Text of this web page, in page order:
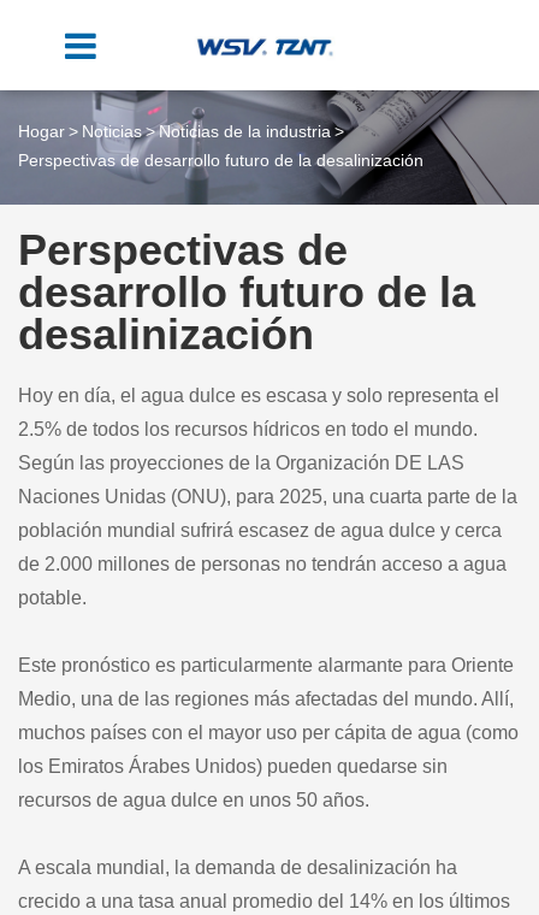
Hogar Noticias
Noticias de la industria
Perspectivas de desarrollo futuro de la desalinización
Perspectivas de
desarrollo futuro de la
desalinización
Hoy en día, el agua dulce es escasa y solo representa el
2.5% de todos los recursos hídricos en todo el mundo.
Según las proyecciones de la Organización DE LAS
Naciones Unidas (ONU), para 2025, una cuarta parte de la
población mundial sufrirá escasez de agua dulce y cerca
de 2.000 millones de personas no tendrán acceso a agua
potable.
Este pronóstico es particularmente alarmante para Oriente
Medio, una de las regiones más afectadas del mundo. Allí,
muchos países con el mayor uso per cápita de agua (como
los Emiratos Árabes Unidos) pueden quedarse sin
recursos de agua dulce en unos 50 años.
A escala mundial, la demanda de desalinización ha
crecido a una tasa anual promedio del 14% en los últimos